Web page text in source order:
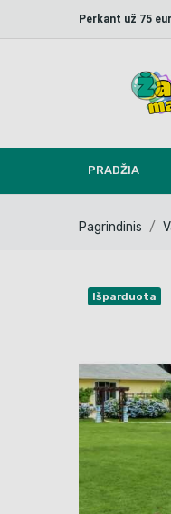
Perkant už 75
PRADŽIA
Pagrindinis
Išparduota